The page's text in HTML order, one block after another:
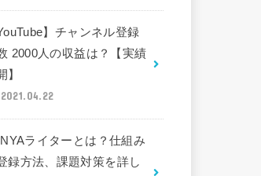
】チャンネル登録
2000人の収益は？【実績
】
2021.04.22
ライターとは？仕組み
録方法、課題対策を詳し